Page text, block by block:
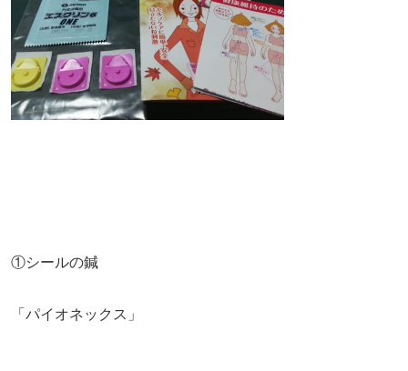
①シールの鍼
「パイオネックス」